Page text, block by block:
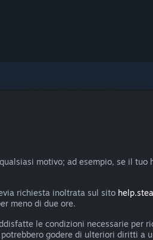
motivo; ad esempio, se il
richiesta inoltrata sul sito
meno di due ore.
le condizioni necessarie per
godere di ulteriori diritti a